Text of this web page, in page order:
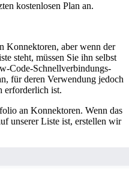
kostenlosen Plan an.
Konnektoren, aber wenn der
steht, müssen Sie ihn selbst
Code-Schnellverbindungs-
für deren Verwendung jedoch
erforderlich ist.
an Konnektoren. Wenn das
unserer Liste ist, erstellen wir